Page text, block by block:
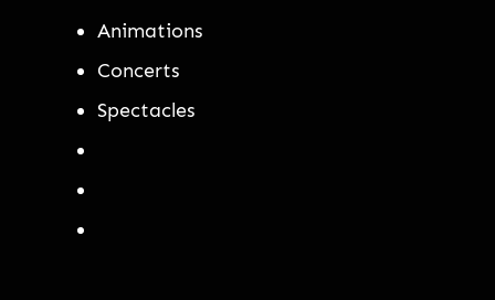
Animations
Concerts
Spectacles